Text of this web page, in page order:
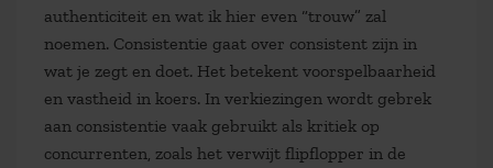
authenticiteit en wat ik hier even “trouw” zal
noemen. Consistentie gaat over consistent zijn in
wat je zegt en doet. Het betekent voorspelbaarheid
en vastheid in koers. In verkiezingen wordt gebrek
aan consistentie vaak gebruikt als kritiek op
concurrenten, zoals het verwijt flipflopper in de